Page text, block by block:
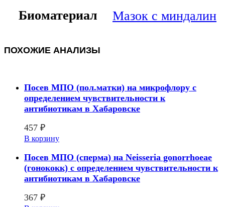
Биоматериал Мазок с миндалин
ПОХОЖИЕ АНАЛИЗЫ
Посев МПО (пол.матки) на микрофлору с
определением чувcтвительности к
антибиотикам в Хабаровске
457 ₽
В корзину
Посев МПО (сперма) на Neisseria gonorrhoeae
(гонококк) с определением чувcтвительности к
антибиотикам в Хабаровске
367 ₽